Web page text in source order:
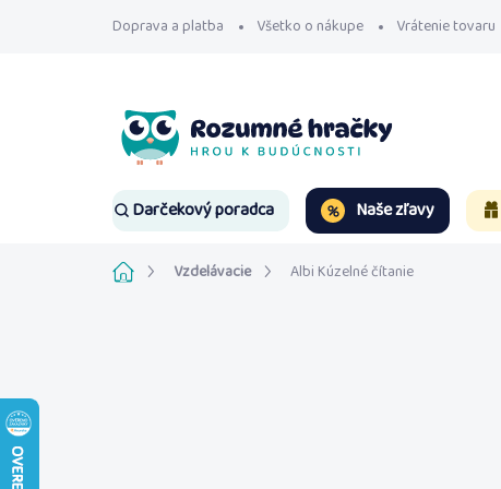
Doprava a platba Všetko o nákupe Vrátenie tovaru
Darčekový poradca Naše zľavy
DomovVzdelávacie Albi Kúzelné čítanie